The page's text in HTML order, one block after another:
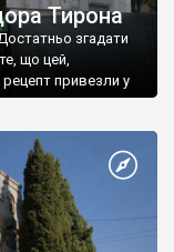
Тирона
згадати
що цей,
рецепт привезли у